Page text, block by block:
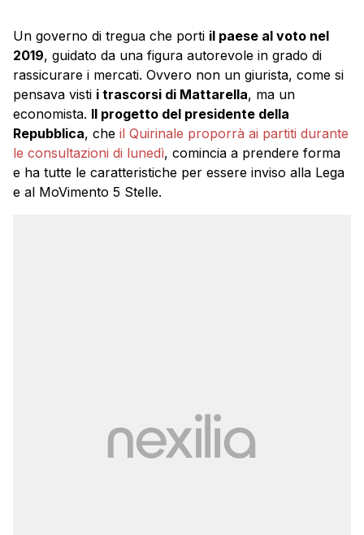
Un governo di tregua che porti il paese al voto nel
2019, guidato da una figura autorevole in grado di
rassicurare i mercati. Ovvero non un giurista, come si
pensava visti i trascorsi di Mattarella, ma un
economista. Il progetto del presidente della
Repubblica, che il Quirinale proporrà ai partiti durante
le consultazioni di lunedì, comincia a prendere forma
e ha tutte le caratteristiche per essere inviso alla Lega
e al MoVimento 5 Stelle.